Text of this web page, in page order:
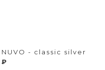
- classic silver